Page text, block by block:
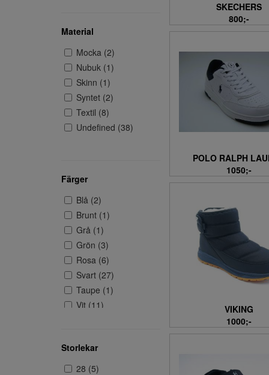
SKECHERS (4)
TRETORN (1)
VIKING (4)
Material
Mocka (2)
Nubuk (1)
Skinn (1)
Syntet (2)
Textil (8)
Undefined (38)
Färger
Blå (2)
Brunt (1)
Grå (1)
Grön (3)
Rosa (6)
Svart (27)
Taupe (1)
Vit (11)
Storlekar
28 (5)
SKECHERS
800;-
POLO RALPH
1050;-
VIKING
1000;-